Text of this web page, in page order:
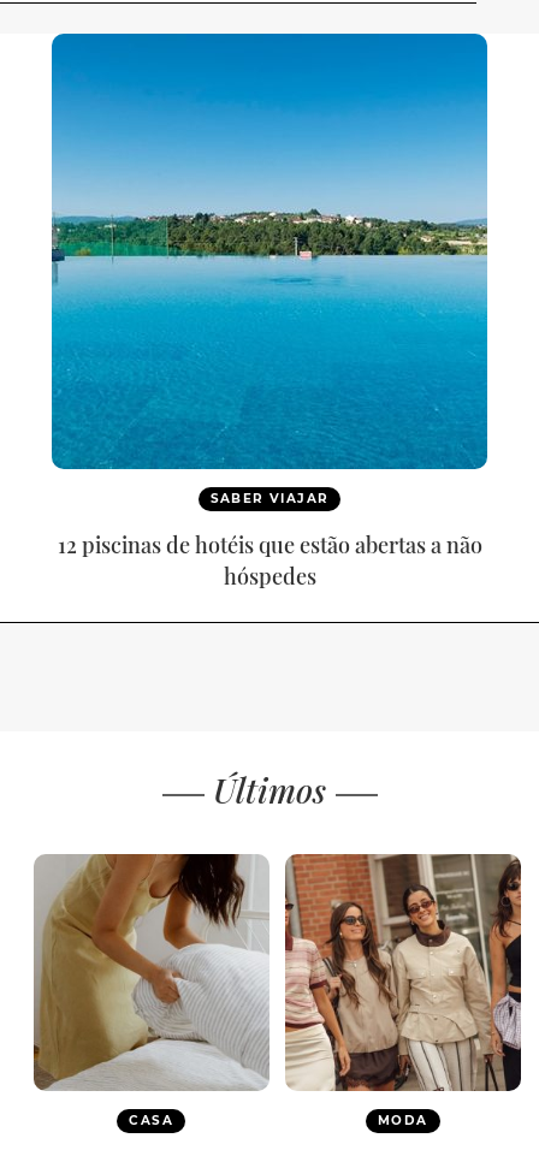
SABER VIAJAR
12 piscinas de hotéis que estão abertas a não
hóspedes
Últimos
CASA MODA